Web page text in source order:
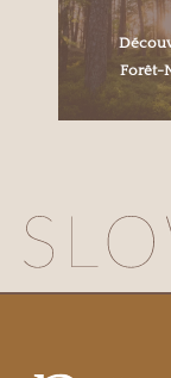
Forêt-